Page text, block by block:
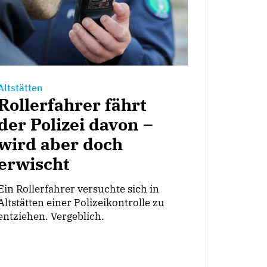
fährt
Polizei davon –
aber doch
Rollerfahrer versuchte sich in
einer Polizeikontrolle zu
Vergeblich.